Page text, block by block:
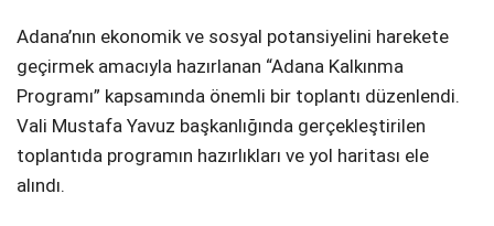
Instagram
Youtube
Adana’nın ekonomik ve sosyal potansiyelini harekete
geçirmek amacıyla hazırlanan “Adana Kalkınma
Programı” kapsamında önemli bir toplantı düzenlendi.
Vali Mustafa Yavuz başkanlığında gerçekleştirilen
toplantıda programın hazırlıkları ve yol haritası ele
alındı.